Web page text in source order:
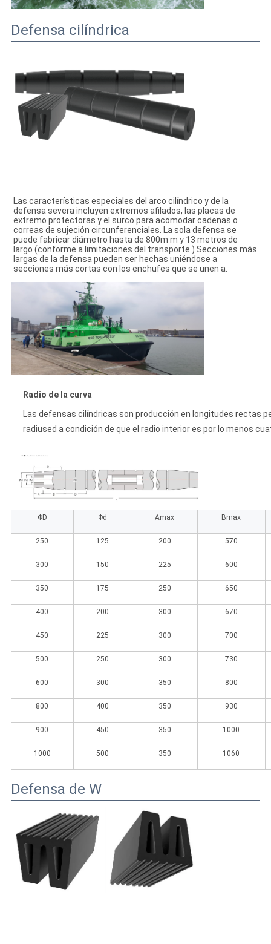
Defensa cilíndrica
Las características especiales del arco cilíndrico y de la
defensa severa incluyen extremos afilados, las placas de
extremo protectoras y el surco para acomodar cadenas o
correas de sujeción circunferenciales. La sola defensa se
puede fabricar diámetro hasta de 800m m y 13 metros de
largo (conforme a limitaciones del transporte.) Secciones más
largas de la defensa pueden ser hechas uniéndose a
secciones más cortas con los enchufes que se unen a.
Radio de la curva
Las defensas cilíndricas son producción en longitudes rectas
radiused a condición de que el radio interior es por lo menos
ΦD Φd Amax Bmax
250 125 200 570
300 150 225 600
350 175 250 650
400 200 300 670
450 225 300 700
500 250 300 730
600 300 350 800
800 400 350 930
900 450 350 1000
1000 500 350 1060
Defensa de W